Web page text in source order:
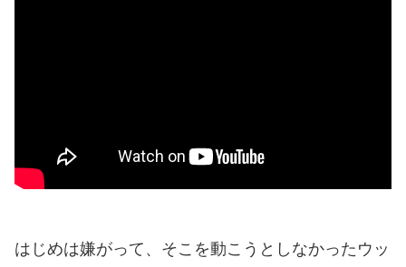
はじめは嫌がって、そこを動こうとしなかったウッ